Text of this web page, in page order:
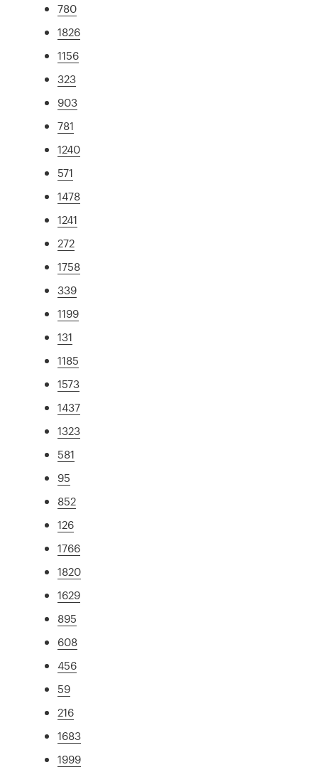
780
1826
1156
323
903
781
1240
571
1478
1241
272
1758
339
1199
131
1185
1573
1437
1323
581
95
852
126
1766
1820
1629
895
608
456
59
216
1683
1999